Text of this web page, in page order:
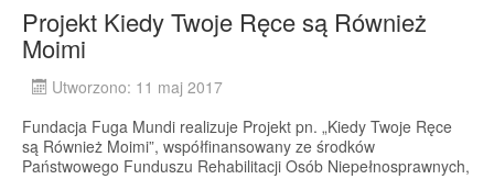
Projekt Kiedy Twoje Ręce są Również
Moimi
Utworzono: 11 maj 2017
Fundacja Fuga Mundi realizuje Projekt pn. „Kiedy Twoje Ręce
są Również Moimi”, współfinansowany ze środków
Państwowego Funduszu Rehabilitacji Osób Niepełnosprawnych,